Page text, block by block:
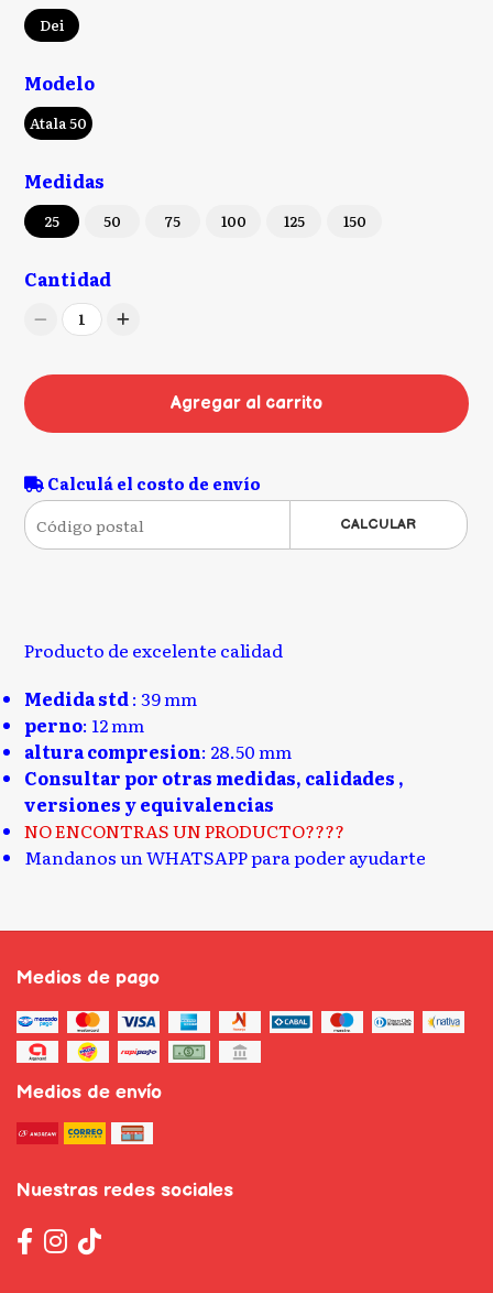
Dei
Modelo
Atala 50
Medidas
25 50 75 100 125 150
Cantidad
1
Agregar al carrito
Calculá el costo de envío
CALCULAR
Producto de excelente calidad
Medida std: 39 mm
perno: 12 mm
altura compresion: 28.50 mm
Consultar por otras medidas, calidades ,
versiones y equivalencias
NO ENCONTRAS UN PRODUCTO????
Mandanos un WHATSAPP para poder ayudarte
Medios de pago
Medios de envío
Nuestras redes sociales